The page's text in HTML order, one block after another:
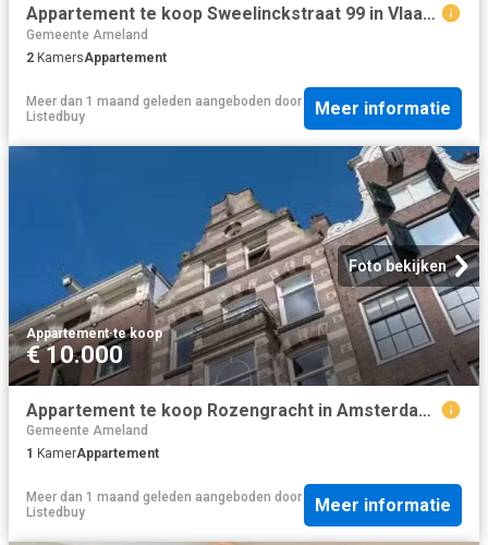
Appartement te koop Sweelinckstraat 99 in Vlaardingen voor € 2.
Gemeente Ameland
2 KamersAppartement
Meer dan 1 maand geleden aangeboden door
Listedbuy
Meer informatie
Foto bekijken
Appartement·te koop
€ 10.000
Appartement te koop Rozengracht in Amsterdam voor € 285.000
Gemeente Ameland
1 KamerAppartement
Meer dan 1 maand geleden aangeboden door
Listedbuy
Meer informatie